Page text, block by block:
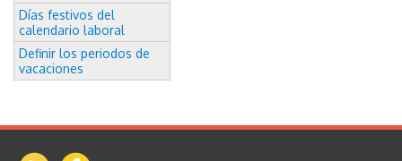
Días festivos del
calendario laboral
Definir los periodos de
vacaciones